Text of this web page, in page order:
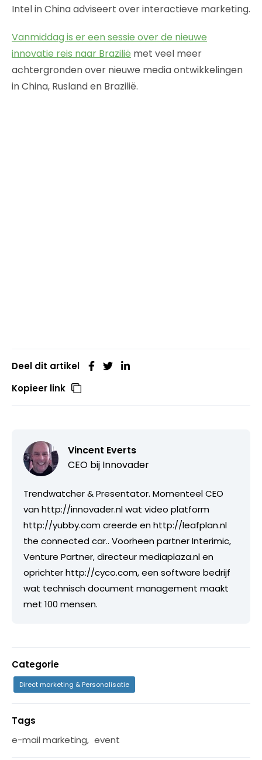
Intel in China adviseert over interactieve marketing.
Vanmiddag is er een sessie over de nieuwe
innovatie reis naar Brazilië met veel meer
achtergronden over nieuwe media ontwikkelingen
in China, Rusland en Brazilië.
Deel dit artikel
Kopieer link
Vincent Everts
CEO bij Innovader
Trendwatcher & Presentator. Momenteel CEO
van http://innovader.nl wat video platform
http://yubby.com creerde en http://leafplan.nl
the connected car.. Voorheen partner Interimic,
Venture Partner, directeur mediaplaza.nl en
oprichter http://cyco.com, een software bedrijf
wat technisch document management maakt
met 100 mensen.
Categorie
Direct marketing & Personalisatie
Tags
e-mail marketing, event